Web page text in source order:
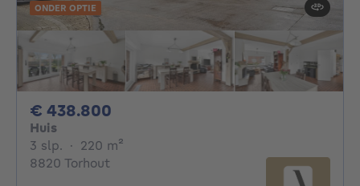
ONDER OPTIE
€ 438.800
Huis
3 slp. 3 slaapkamers
· 220 m²
8820 Torhout